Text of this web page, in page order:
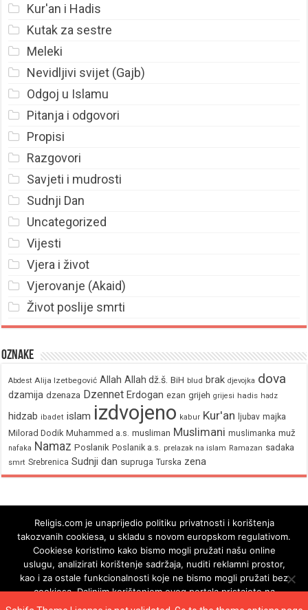
Kur'an i Hadis
Kutak za sestre
Meleki
Nevidljivi svijet (Gajb)
Odgoj u Islamu
Pitanja i odgovori
Propisi
Razgovori
Savjeti i mudrosti
Sudnji Dan
Uncategorized
Vijesti
Vjera i život
Vjerovanje (Akaid)
Život poslije smrti
Oznake
Abdest Alija Izetbegović Allah Allah dž.š. BiH blud brak djevojka dova
dzamija dzenaza Dzennet Erdogan ezan grijeh grijesi hadis hadz
hidzab ibadet islam izdvojeno kabur Kur'an ljubav majka
Milorad Dodik Muhammed a.s. musliman Muslimani muslimanka muž
nafaka Namaz Poslanik Poslanik a.s. prelazak na islam Ramazan sadaka
smrt Srebrenica Sudnji dan supruga Turska zena
Religis.com je unaprijedio politiku privatnosti i korištenja
takozvanih cookiesa, u skladu s novom europskom regulativom.
Cookiese koristimo kako bismo mogli pružati našu online
uslugu, analizirati korištenje sadržaja, nuditi reklamni prostor,
kao i za ostale funkcionalnosti koje ne bismo mogli pružati bez
cookiesa. Daljnjim korištenjem ovog portala pristajete na
korištenje cookiesa.